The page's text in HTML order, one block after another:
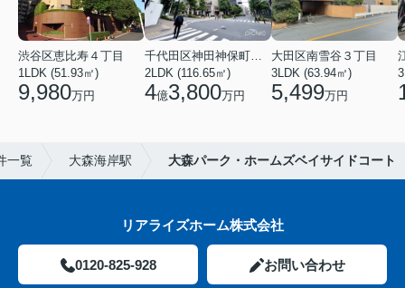
渋谷区恵比寿４丁目
1LDK (51.93㎡)
9,980万円
千代田区神田神保町１丁目
2LDK (116.65㎡)
4億3,800万円
大田区南雪谷３丁目
3LDK (63.94㎡)
5,499万円
一覧 大森海岸駅 大森パーク・ホームズベイサイドコート
リアライズホーム株式会社
0120-825-928 お問い合わせ